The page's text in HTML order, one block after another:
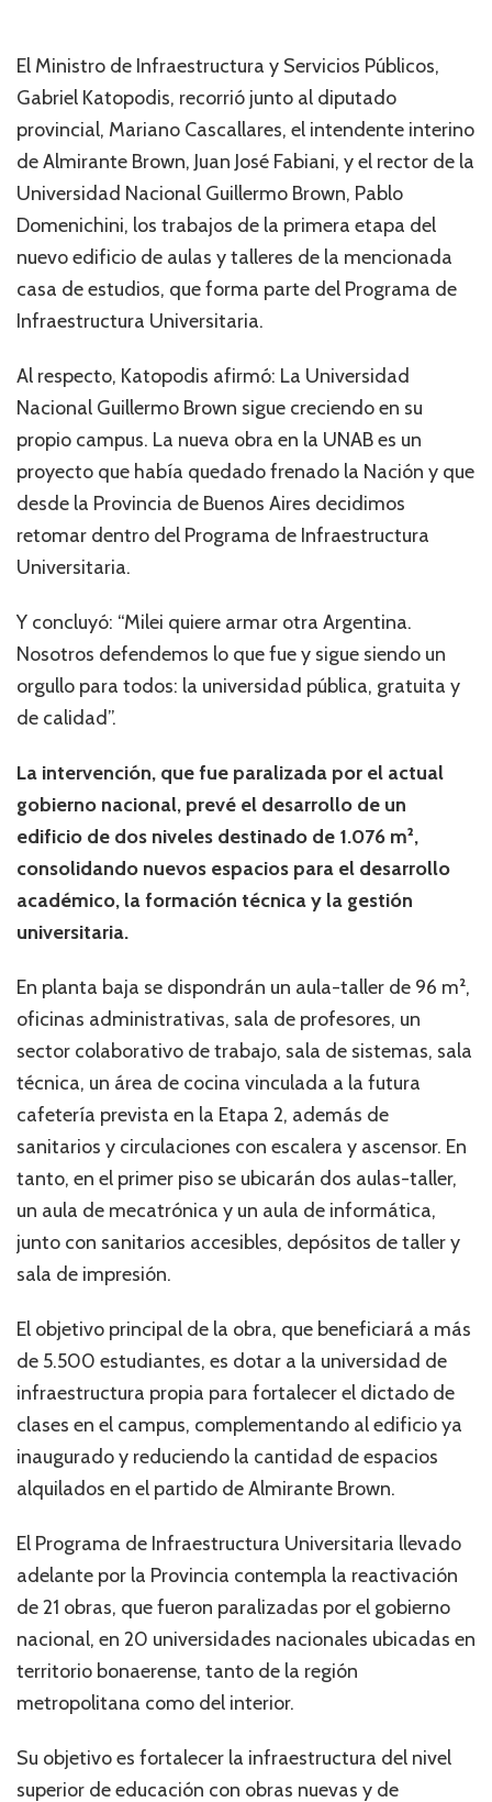
El Ministro de Infraestructura y Servicios Públicos,
Gabriel Katopodis, recorrió junto al diputado
provincial, Mariano Cascallares, el intendente interino
de Almirante Brown, Juan José Fabiani, y el rector de la
Universidad Nacional Guillermo Brown, Pablo
Domenichini, los trabajos de la primera etapa del
nuevo edificio de aulas y talleres de la mencionada
casa de estudios, que forma parte del Programa de
Infraestructura Universitaria.
Al respecto, Katopodis afirmó: La Universidad
Nacional Guillermo Brown sigue creciendo en su
propio campus. La nueva obra en la UNAB es un
proyecto que había quedado frenado la Nación y que
desde la Provincia de Buenos Aires decidimos
retomar dentro del Programa de Infraestructura
Universitaria.
Y concluyó: “Milei quiere armar otra Argentina.
Nosotros defendemos lo que fue y sigue siendo un
orgullo para todos: la universidad pública, gratuita y
de calidad”.
La intervención, que fue paralizada por el actual
gobierno nacional, prevé el desarrollo de un
edificio de dos niveles destinado de 1.076 m²,
consolidando nuevos espacios para el desarrollo
académico, la formación técnica y la gestión
universitaria.
En planta baja se dispondrán un aula-taller de 96 m²,
oficinas administrativas, sala de profesores, un
sector colaborativo de trabajo, sala de sistemas, sala
técnica, un área de cocina vinculada a la futura
cafetería prevista en la Etapa 2, además de
sanitarios y circulaciones con escalera y ascensor. En
tanto, en el primer piso se ubicarán dos aulas-taller,
un aula de mecatrónica y un aula de informática,
junto con sanitarios accesibles, depósitos de taller y
sala de impresión.
El objetivo principal de la obra, que beneficiará a más
de 5.500 estudiantes, es dotar a la universidad de
infraestructura propia para fortalecer el dictado de
clases en el campus, complementando al edificio ya
inaugurado y reduciendo la cantidad de espacios
alquilados en el partido de Almirante Brown.
El Programa de Infraestructura Universitaria llevado
adelante por la Provincia contempla la reactivación
de 21 obras, que fueron paralizadas por el gobierno
nacional, en 20 universidades nacionales ubicadas en
territorio bonaerense, tanto de la región
metropolitana como del interior.
Su objetivo es fortalecer la infraestructura del nivel
superior de educación con obras nuevas y de